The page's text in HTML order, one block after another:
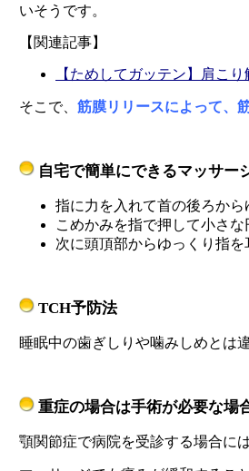
いそうです。
【関連記事】
【ためしてガッテン】肩こ
そこで、 筋膜リリースによって、
自宅で簡単にできるマッサー
指に力を入れて首の後ろから
こめかみを指で押して小さな
次に頭頂部からゆっくり指
TCH予防法
睡眠中の歯ぎしりや噛みしめとは
重症の場合は手術が必要な場
顎関節症で病院を受診する場合に